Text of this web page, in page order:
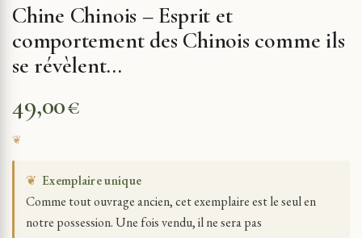
Chine Chinois – Esprit et
comportement des Chinois comme ils
se révèlent…
49,00€
❦ Exemplaire unique
Comme tout ouvrage ancien, cet exemplaire est le seul en
notre possession. Une fois vendu, il ne sera pas